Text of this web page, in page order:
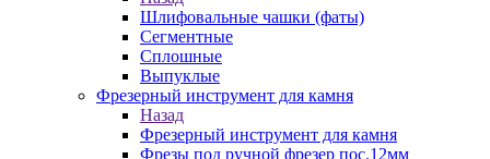
Шлифовальные чашки (фаты)
Сегментные
Сплошные
Выпуклые
Фрезерный инструмент для камня
Назад
Фрезерный инструмент для камня
Фрезы под ручной фрезер пос.12мм